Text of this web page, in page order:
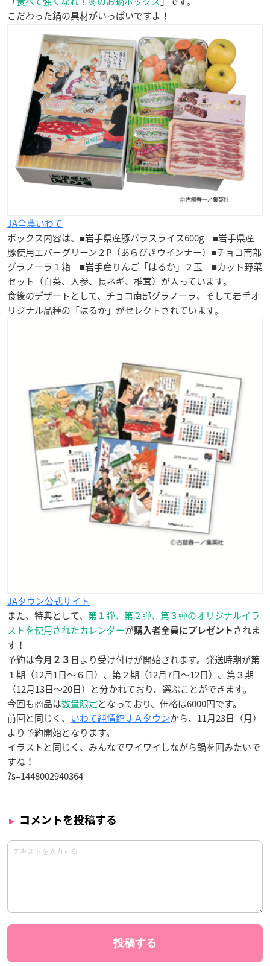
こだわった鍋の具材がいっぱいですよ！
JA全農いわて
ボックス内容は、■岩手県産豚バラスライス600g ■岩手県産
豚使用エバーグリーン２P（あらびきウインナー）■チョコ南部
グラノーラ１箱 ■岩手産りんご「はるか」２玉 ■カット野菜
セット（白菜、人参、長ネギ、椎茸）が入っています。
食後のデザートとして、チョコ南部グラノーラ、そして岩手オ
リジナル品種の「はるか」がセレクトされています。
JAタウン公式サイト
また、特典として、 第１弾、第２弾、第３弾のオリジナルイラ
ストを使用されたカレンダーが購入者全員にプレゼント されま
す！
予約は今月２３日 より受け付けが開始されます。発送時期が第
１期（12月1日〜６日）、第２期（12月7日〜12日）、第３期
（12月13日〜20日）と分かれており、選ぶことができます。
今回も商品は数量限定となっており、価格は6000円です。
前回と同じく、 いわて純情館ＪＡタウンから、11月23日（月）
より予約開始となります。
イラストと同じく、みんなでワイワイしながら鍋を囲みたいで
すね！
?s=1448002940364
コメントを投稿する